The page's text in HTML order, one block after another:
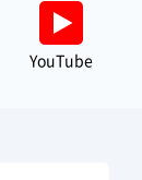
YouTube